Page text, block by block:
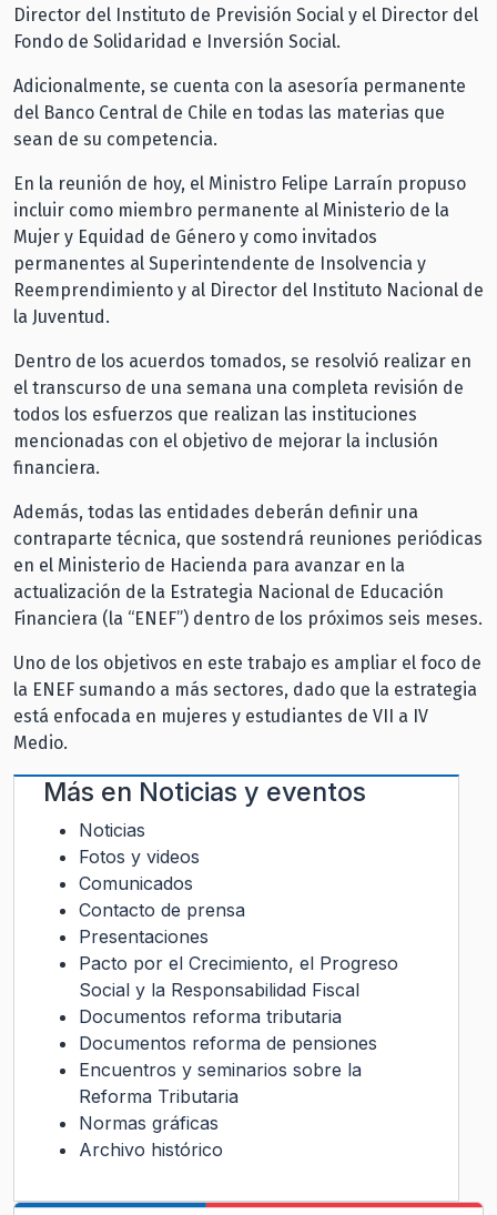
Director del Instituto de Previsión Social y el Director del
Fondo de Solidaridad e Inversión Social.
Adicionalmente, se cuenta con la asesoría permanente
del Banco Central de Chile en todas las materias que
sean de su competencia.
En la reunión de hoy, el Ministro Felipe Larraín propuso
incluir como miembro permanente al Ministerio de la
Mujer y Equidad de Género y como invitados
permanentes al Superintendente de Insolvencia y
Reemprendimiento y al Director del Instituto Nacional de
la Juventud.
Dentro de los acuerdos tomados, se resolvió realizar en
el transcurso de una semana una completa revisión de
todos los esfuerzos que realizan las instituciones
mencionadas con el objetivo de mejorar la inclusión
financiera.
Además, todas las entidades deberán definir una
contraparte técnica, que sostendrá reuniones periódicas
en el Ministerio de Hacienda para avanzar en la
actualización de la Estrategia Nacional de Educación
Financiera (la “ENEF”) dentro de los próximos seis meses.
Uno de los objetivos en este trabajo es ampliar el foco de
la ENEF sumando a más sectores, dado que la estrategia
está enfocada en mujeres y estudiantes de VII a IV
Medio.
Más en Noticias y eventos
Noticias
Fotos y videos
Comunicados
Contacto de prensa
Presentaciones
Pacto por el Crecimiento, el Progreso
Social y la Responsabilidad Fiscal
Documentos reforma tributaria
Documentos reforma de pensiones
Encuentros y seminarios sobre la
Reforma Tributaria
Normas gráficas
Archivo histórico